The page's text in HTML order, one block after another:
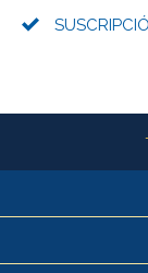
Más